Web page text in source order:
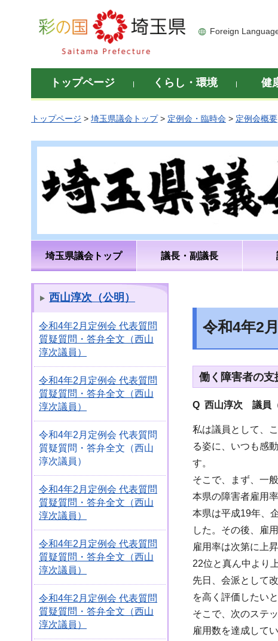
彩の国 埼玉県
Foreign
トップページ くらし・環境 健
トップページ > 埼玉県議会トップ> 定例会・臨時会 > 定例会概要
埼玉県議会トップ 議長・副議長
西山淳次（公明）
令和4年2月定例会 代表質問
質疑質問・答弁全文（西山
淳次議員）
令和4年2月定例会 代表質問
質疑質問・答弁全文（西山
淳次議員）
令和4年2月定例会 代表質問
質疑質問・答弁全文（西山
淳次議員）
令和4年2月定例会 代表質問
質疑質問・答弁全文（西山
淳次議員）
令和4年2月定例会 代表質問
質疑質問・答弁全文（西山
淳次議員）
令和4年2月定例会 代表質問
質疑質問・答弁全文（西山
淳次議員）
令和4年2
働く障害者の支
Q 西山淳次 議員（
私は議員として、
る姿に、いつも感
す。
そこで、まず、一
本県の障害者雇用
本県は平成19年、
した。その後、雇
雇用率は次第に上
22位と真ん中より
先日、会派として
を高く評価したい
そこで、次のステ
雇用数を達成して